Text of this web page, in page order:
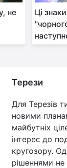
не
Ці
Терези
Для Терезів
новими
майбутніх
інтерес до
кругозору.
рішеннями